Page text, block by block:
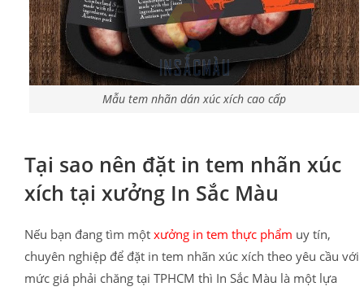
Mẫu tem nhãn dán xúc xích cao cấp
Tại sao nên đặt in tem nhãn xúc
xích tại xưởng In Sắc Màu
Nếu bạn đang tìm một xưởng in tem thực phẩm uy tín,
chuyên nghiệp để đặt in tem nhãn xúc xích theo yêu cầu với
mức giá phải chăng tại TPHCM thì In Sắc Màu là một lựa